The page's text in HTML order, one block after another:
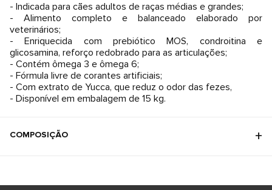
- Indicada para cães adultos de raças médias e grandes;
- Alimento completo e balanceado elaborado por
veterinários;
- Enriquecida com prebiótico MOS, condroitina e
glicosamina, reforço redobrado para as articulações;
- Contém ômega 3 e ômega 6;
- Fórmula livre de corantes artificiais;
- Com extrato de Yucca, que reduz o odor das fezes,
- Disponível em embalagem de 15 kg.
COMPOSIÇÃO